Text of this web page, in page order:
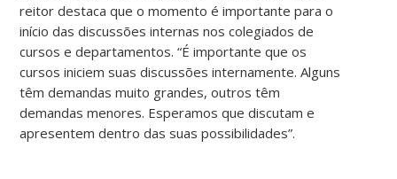
reitor destaca que o momento é importante para o
início das discussões internas nos colegiados de
cursos e departamentos. “É importante que os
cursos iniciem suas discussões internamente. Alguns
têm demandas muito grandes, outros têm
demandas menores. Esperamos que discutam e
apresentem dentro das suas possibilidades”.